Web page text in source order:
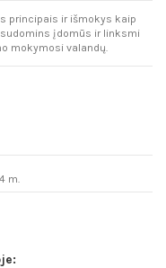
principais ir išmokys kaip
įdomūs ir linksmi
mokymosi valandų.
m.